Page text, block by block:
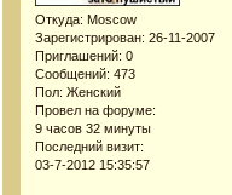
Откуда: Moscow
Зарегистрирован: 26-11-2007
Приглашений: 0
Сообщений: 473
Пол: Женский
Провел на форуме:
9 часов 32 минуты
Последний визит:
03-7-2012 15:35:57